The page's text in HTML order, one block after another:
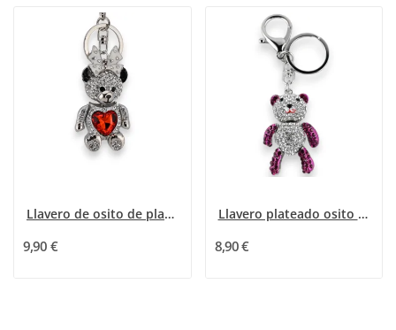
Llavero de osito de plata para niña con un...
9,90 €
Llavero plateado osito blanco y fuchsia con...
8,90 €